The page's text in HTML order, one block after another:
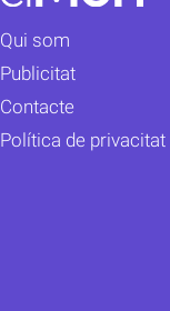
Qui som
Publicitat
Contacte
Política de privacitat